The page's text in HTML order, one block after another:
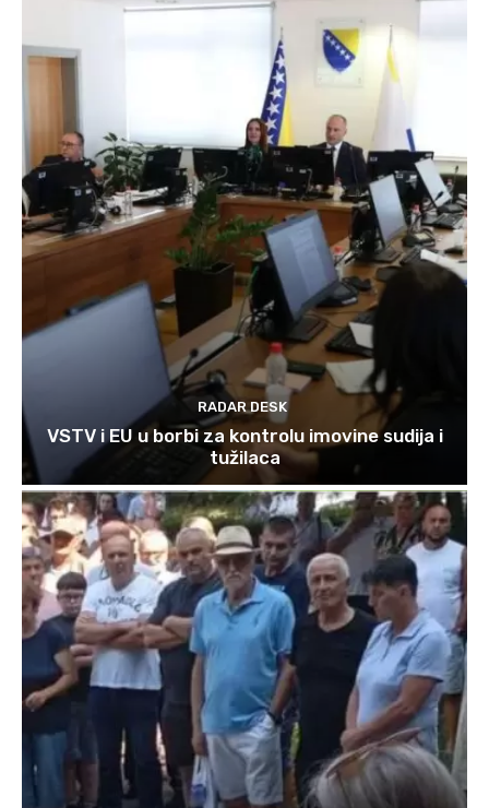
RADAR DESK
VSTV i EU u borbi za kontrolu imovine sudija i
tužilaca